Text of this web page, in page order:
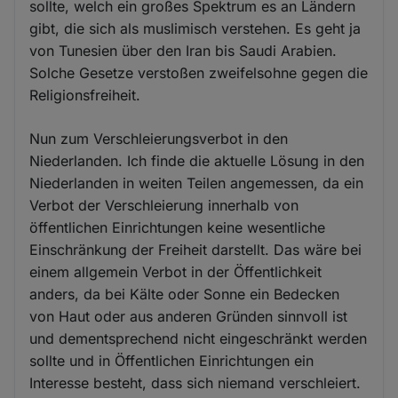
sollte, welch ein großes Spektrum es an Ländern
gibt, die sich als muslimisch verstehen. Es geht ja
von Tunesien über den Iran bis Saudi Arabien.
Solche Gesetze verstoßen zweifelsohne gegen die
Religionsfreiheit.
Nun zum Verschleierungsverbot in den
Niederlanden. Ich finde die aktuelle Lösung in den
Niederlanden in weiten Teilen angemessen, da ein
Verbot der Verschleierung innerhalb von
öffentlichen Einrichtungen keine wesentliche
Einschränkung der Freiheit darstellt. Das wäre bei
einem allgemein Verbot in der Öffentlichkeit
anders, da bei Kälte oder Sonne ein Bedecken
von Haut oder aus anderen Gründen sinnvoll ist
und dementsprechend nicht eingeschränkt werden
sollte und in Öffentlichen Einrichtungen ein
Interesse besteht, dass sich niemand verschleiert.